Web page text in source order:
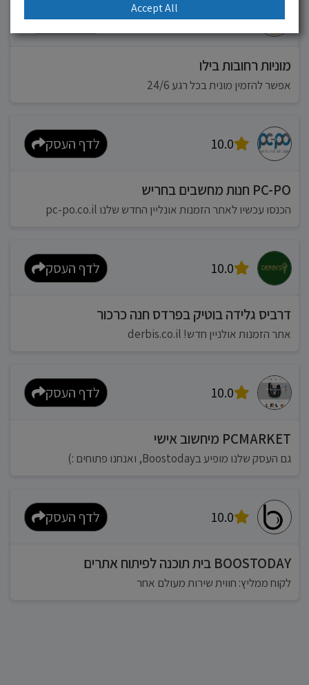
10.0 לדף העסק
מוניות רחובות בילו
אפשר להזמין מונית בכל רגע 24/6
10.0 לדף העסק
PC-PO חנות מחשבים בחריש
הכנסו עכשיו לאתר הזמנות אונליין החדש שלנו pc-po.co.il
10.0 לדף העסק
דרביס גלידה בוטיק בפרדס חנה כרכור
אתר הזמנות אולניין חדש! derbis.co.il
10.0 לדף העסק
PCMARKET מיחשוב אישי
גם העסק שלנו מופיע בBoostoday, ואנחנו פתוחים :)
10.0 לדף העסק
BOOSTODAY בית תוכנה לפיתוח אתרים
לקוח ממליץ: חווית שירות מעולם אחר
Accept All